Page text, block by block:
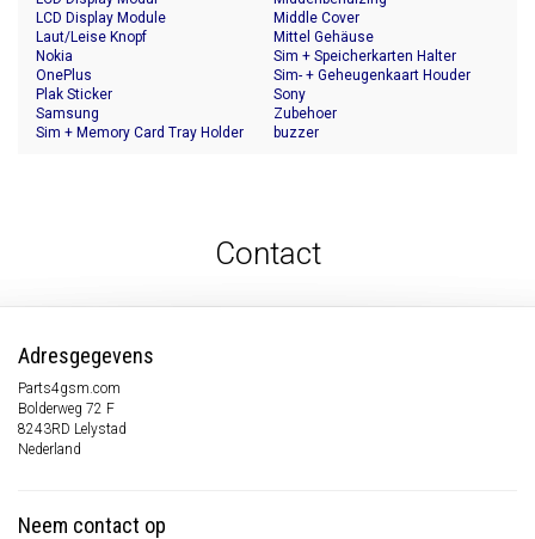
LCD Display Module
Laut/Leise Knopf
Middle Cover
Mittel Gehäuse
Nokia
OnePlus
Plak Sticker
Samsung
Sim + Memory Card Tray Holder
Sim + Speicherkarten Halter
Sim- + Geheugenkaart Houder
Sony
Zubehoer
buzzer
Contact
Adresgegevens
Parts4gsm.com
Bolderweg 72 F
8243RD Lelystad
Nederland
Neem contact op